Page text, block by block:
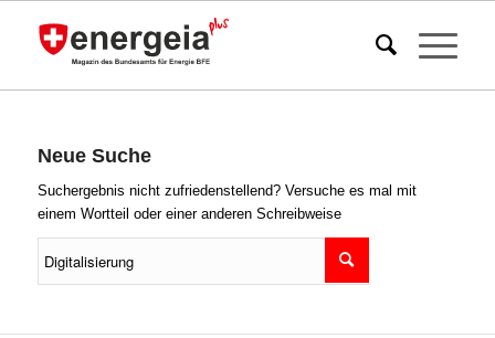
Neue Suche
Suchergebnis nicht zufriedenstellend? Versuche es mal mit
einem Wortteil oder einer anderen Schreibweise